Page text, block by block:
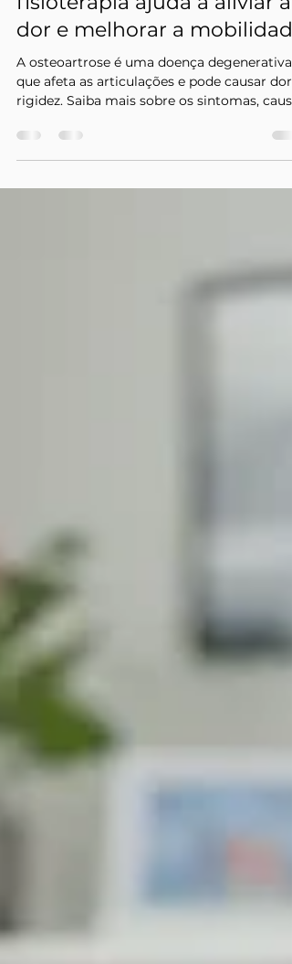
Osteoartrose (Artrose):
sintomas, causas e como a
fisioterapia ajuda a aliviar a
dor e melhorar a mobilidade
A osteoartrose é uma doença degenerativa
rigidez. Saiba mais sobre os sintomas,
e trata